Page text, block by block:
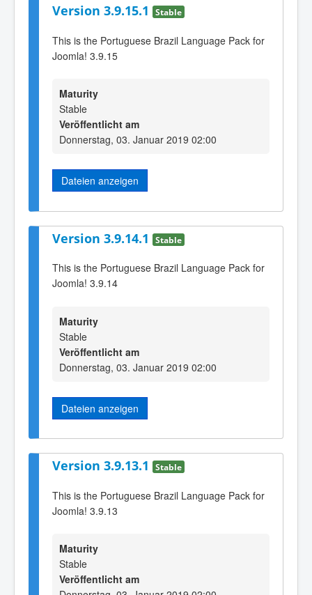
Version 3.9.15.1 Stable
This is the Portuguese Brazil Language Pack for
Joomla! 3.9.15
Maturity
Stable
Veröffentlicht am
Donnerstag, 03. Januar 2019 02:00
Dateien anzeigen
Version 3.9.14.1 Stable
This is the Portuguese Brazil Language Pack for
Joomla! 3.9.14
Maturity
Stable
Veröffentlicht am
Donnerstag, 03. Januar 2019 02:00
Dateien anzeigen
Version 3.9.13.1 Stable
This is the Portuguese Brazil Language Pack for
Joomla! 3.9.13
Maturity
Stable
Veröffentlicht am